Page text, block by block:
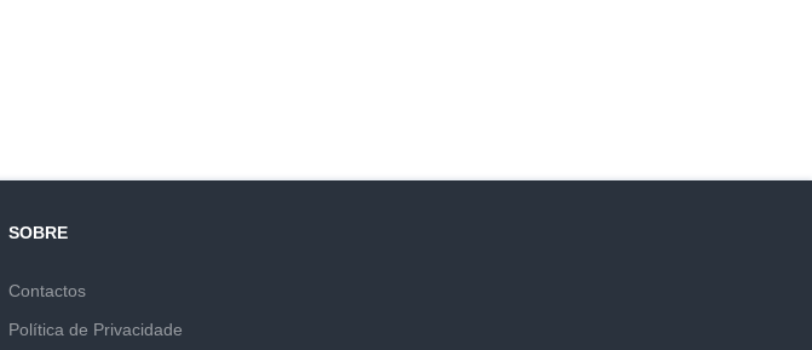
SOBRE
Contactos
Política de Privacidade